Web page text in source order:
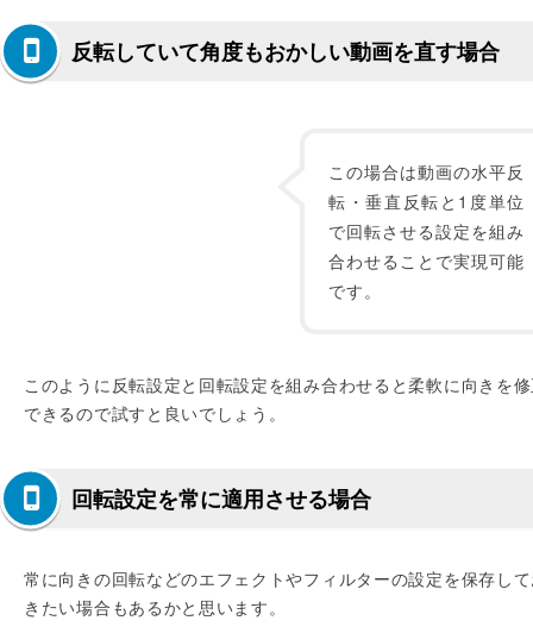
反転していて角度もおかしい動画を直す場合
この場合は動画の水平反
転・垂直反転と1度単位
で回転させる設定を組み
合わせることで実現可能
です。
このように反転設定と回転設定を組み合わせると柔軟に向きを
できるので試すと良いでしょう。
回転設定を常に適用させる場合
常に向きの回転などのエフェクトやフィルターの設定を保存し
きたい場合もあるかと思います。